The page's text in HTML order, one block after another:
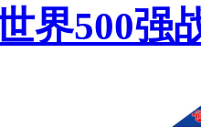
界500强